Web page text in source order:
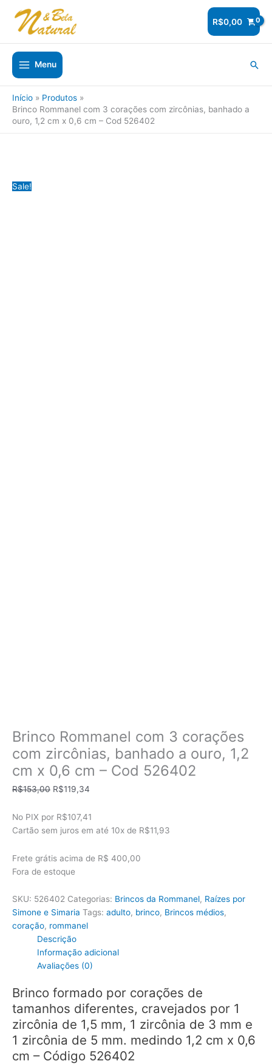
para
conteúdo
R$0,00
Menu
Início
Produtos
Brinco Rommanel com 3 corações com zircônias, banhado a
ouro, 1,2 cm x 0,6 cm – Cod 526402
Sale!
Brinco Rommanel com 3 corações
com zircônias, banhado a ouro, 1,2
cm x 0,6 cm – Cod 526402
R$153,00 O
original
era:
R$119,34
atual
é:
No PIX por R$107,41
Cartão sem juros em até 10x de R$11,93
Frete grátis acima de R$ 400,00
Fora de estoque
SKU: 526402 Categorias: Brincos da Rommanel, Raízes por
Simone e Simaria Tags: adulto, brinco, Brincos médios,
coração, rommanel
Descrição
Informação adicional
Avaliações (0)
Brinco formado por corações de
tamanhos diferentes, cravejados por 1
zircônia de 1,5 mm, 1 zircônia de 3 mm e
1 zircônia de 5 mm. medindo 1,2 cm x 0,6
cm – Código 526402